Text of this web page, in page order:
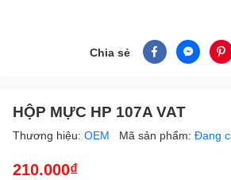
Chia sẻ
HỘP MỰC HP 107A VAT
Thương hiệu: OEM Mã sản phẩm: Đang
210.000₫